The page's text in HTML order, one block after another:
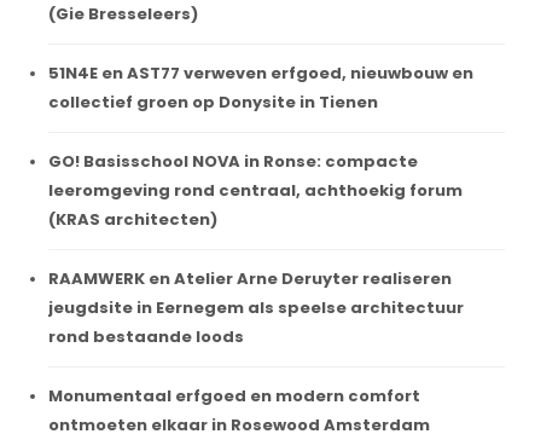
(Gie Bresseleers)
51N4E en AST77 verweven erfgoed, nieuwbouw en
collectief groen op Donysite in Tienen
GO! Basisschool NOVA in Ronse: compacte
leeromgeving rond centraal, achthoekig forum
(KRAS architecten)
RAAMWERK en Atelier Arne Deruyter realiseren
jeugdsite in Eernegem als speelse architectuur
rond bestaande loods
Monumentaal erfgoed en modern comfort
ontmoeten elkaar in Rosewood Amsterdam